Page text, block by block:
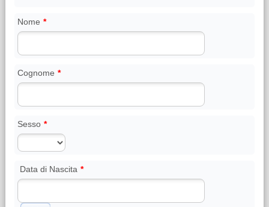
Nome *
Cognome *
Sesso *
Data di Nascita *